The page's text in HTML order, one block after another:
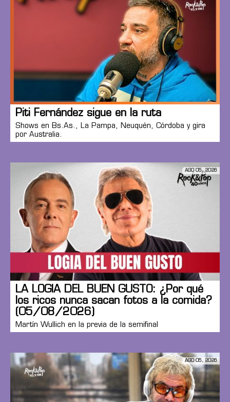
Piti Fernández sigue en la ruta
Shows en Bs.As., La Pampa, Neuquén, Córdoba y gira
por Australia.
AGO 05, 2026
LA LOGIA DEL BUEN GUSTO: ¿Por qué
los ricos nunca sacan fotos a la comida?
(05/08/2026)
Martín Wullich en la previa de la semifinal
AGO 05, 2026